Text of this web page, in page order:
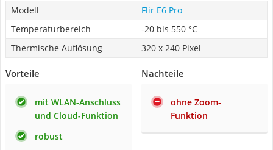
Modell
Flir E6 Pro
Temperaturbereich
-20 bis 550 °C
Thermische Auflösung
320 x 240 Pixel
Vorteile
mit WLAN-Anschluss
und Cloud-Funktion
robust
Nachteile
ohne Zoom-
Funktion